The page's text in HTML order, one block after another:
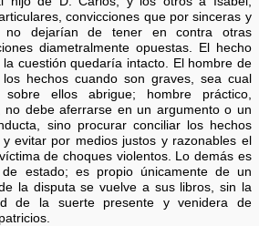
convicciones que por sinceras y
no dejarían de tener en contra otras
diametralmente opuestas. El hecho
cuestión quedaría intacto. El hombre de
hechos cuando son graves, sea cual
ellos abrigue; hombre práctico,
no debe aferrarse en un argumento o un
sino procurar conciliar los hechos
evitar por medios justos y razonables el
de choques violentos. Lo demás es
estado; es propio únicamente de un
la disputa se vuelve a sus libros, sin la
de la suerte presente y venidera de